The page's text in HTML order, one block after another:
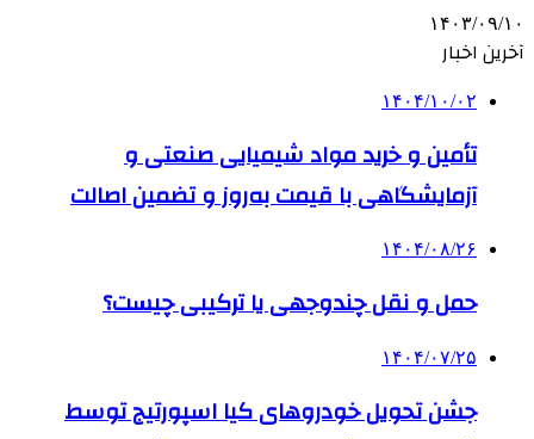
۱۴۰۳/۰۹/۱۰
آخرین اخبار
۱۴۰۴/۱۰/۰۲
تأمین و خرید مواد شیمیایی صنعتی و
آزمایشگاهی با قیمت به‌روز و تضمین اصالت
۱۴۰۴/۰۸/۲۶
حمل و نقل چندوجهی یا ترکیبی چیست؟
۱۴۰۴/۰۷/۲۵
جشن تحویل خودروهای کیا اسپورتیج توسط